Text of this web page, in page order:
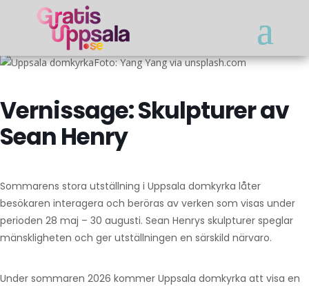
Foto: Yang Yang via unsplash.com
Vernissage: Skulpturer av
Sean Henry
Sommarens stora utställning i Uppsala domkyrka låter
besökaren interagera och beröras av verken som visas under
perioden 28 maj – 30 augusti. Sean Henrys skulpturer speglar
mänskligheten och ger utställningen en särskild närvaro.
Under sommaren 2026 kommer Uppsala domkyrka att visa en